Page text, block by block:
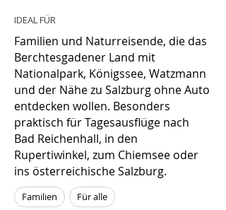
IDEAL FÜR
Familien und Naturreisende, die das
Berchtesgadener Land mit
Nationalpark, Königssee, Watzmann
und der Nähe zu Salzburg ohne Auto
entdecken wollen. Besonders
praktisch für Tagesausflüge nach
Bad Reichenhall, in den
Rupertiwinkel, zum Chiemsee oder
ins österreichische Salzburg.
Familien Für alle